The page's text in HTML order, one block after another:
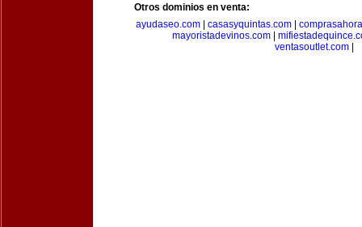
Otros dominios en venta:
ayudaseo.com
casasyquintas.com
mayoristadevinos.com
ventasoutlet.com